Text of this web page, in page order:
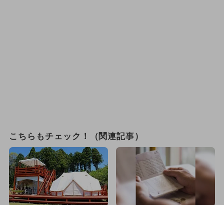
こちらもチェック！（関連記事）